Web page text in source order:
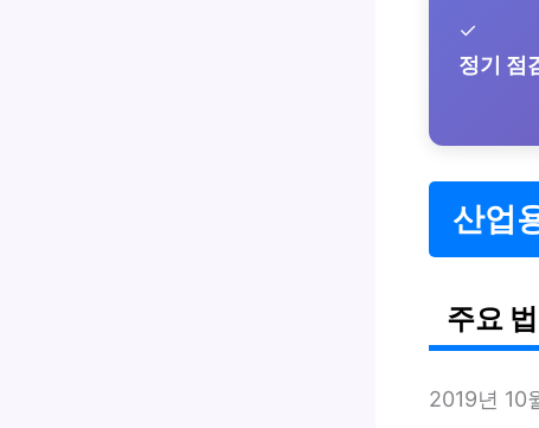
✓
정기 점
산업
주요
2019년 10